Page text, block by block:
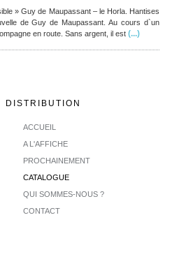
» Guy de Maupassant – le Horla. Hantises
de Guy de Maupassant. Au cours d`un
en route. Sans argent, il est (...)
DISTRIBUTION
ACCUEIL
A L'AFFICHE
PROCHAINEMENT
CATALOGUE
QUI SOMMES-NOUS ?
CONTACT